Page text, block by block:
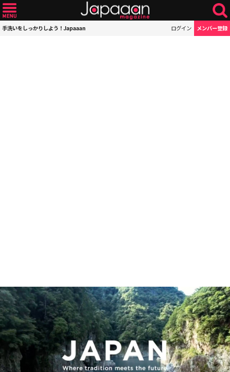
手洗いをしっかりしよう！Japaaan ログイン メンバー登録